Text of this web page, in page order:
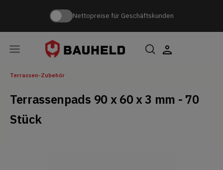
Nettopreise für Geschäftskunden
Terrassen-Zubehör
Terrassenpads 90 x 60 x 3 mm - 70
Stück